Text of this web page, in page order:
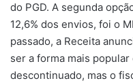
do PGD. A segunda
12,6% dos envios, foi o
passado, a Receita
ser a forma mais
descontinuado, mas o